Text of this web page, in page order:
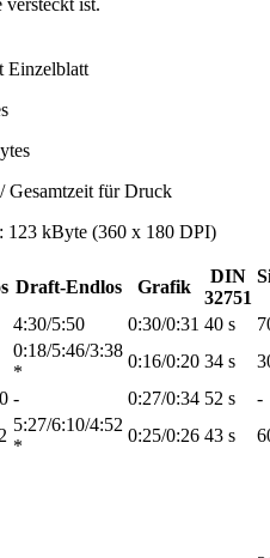
versteckt ist.
Einzelblatt
Gesamtzeit für Druck
123 kByte (360 x 180 DPI)
Draft-Endlos Grafik
DIN
32751
4:30/5:50 0:30/0:31 40 s
0:18/5:46/3:38
*
0:16/0:20 34 s
- 0:27/0:34 52 s
-
5:27/6:10/4:52
*
0:25/0:26 43 s